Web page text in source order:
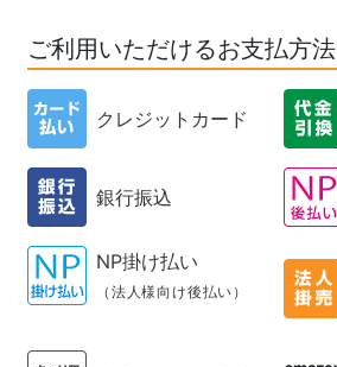
ご利用いただけるお支払方法
クレジットカード
銀行振込
NP掛け払い
（法人様向け後払い）